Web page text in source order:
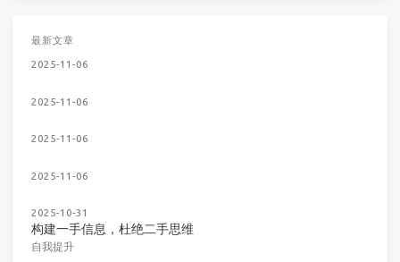
最新文章
2025-11-06
2025-11-06
2025-11-06
2025-11-06
2025-10-31
构建一手信息，杜绝二手思维
自我提升